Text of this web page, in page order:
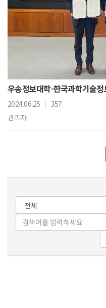
우송정보대학-한국과학기술
2024.06.25 | 357
관리자